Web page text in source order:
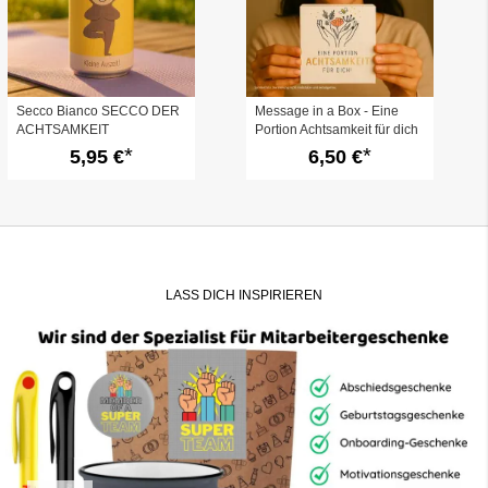
Secco Bianco SECCO DER
ACHTSAMKEIT
5,95 €
Message in a Box - Eine
Portion Achtsamkeit für dich
6,50 €
LASS DICH INSPIRIEREN